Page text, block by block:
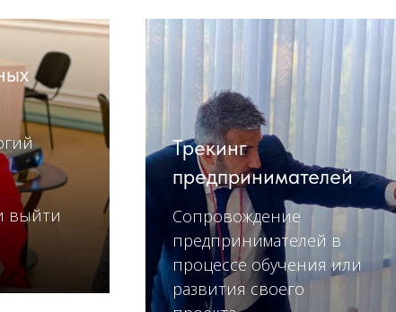
выйти
Трекинг
предпринимателей
Сопровождение
предпринимателей в
процессе обучения или
развития своего